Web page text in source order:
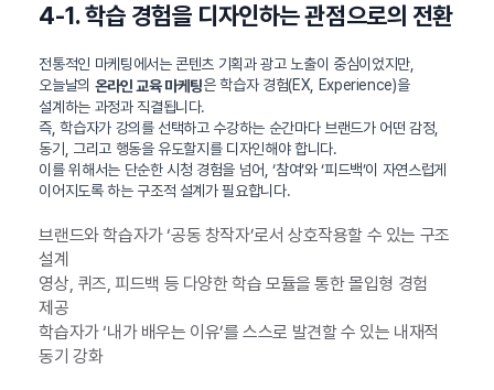
4-1. 학습 경험을 디자인하는 관점으로의 전환
전통적인 마케팅에서는 콘텐츠 기획과 광고 노출이 중심이었지만,
오늘날의 온라인 교육 마케팅은 학습자 경험(EX, Experience)을
설계하는 과정과 직결됩니다.
즉, 학습자가 강의를 선택하고 수강하는 순간마다 브랜드가 어떤 감정,
동기, 그리고 행동을 유도할지를 디자인해야 합니다.
이를 위해서는 단순한 시청 경험을 넘어, ‘참여’와 ‘피드백’이 자연스럽게
이어지도록 하는 구조적 설계가 필요합니다.
브랜드와 학습자가 ‘공동 창작자’로서 상호작용할 수 있는 구조
설계
영상, 퀴즈, 피드백 등 다양한 학습 모듈을 통한 몰입형 경험
제공
학습자가 ‘내가 배우는 이유’를 스스로 발견할 수 있는 내재적
동기 강화